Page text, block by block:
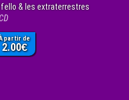
& les extraterrestres
partir de
2.00€